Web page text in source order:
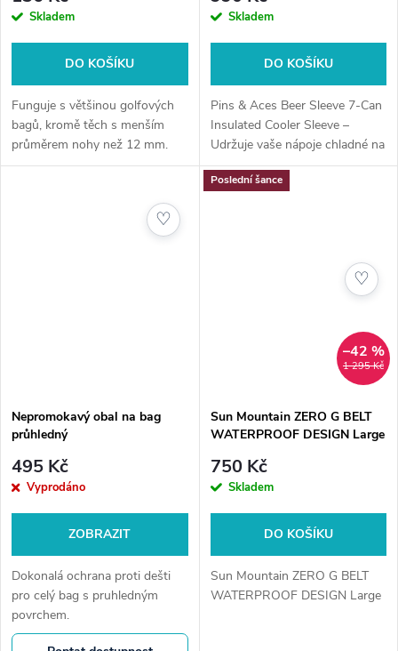
Skladem
DO KOŠÍKU
Funguje s většinou golfových
bagů, kromě těch s menším
průměrem nohy než 12 mm.
Skladem
DO KOŠÍKU
Pins & Aces Beer Sleeve 7-Can
Insulated Cooler Sleeve –
Udržuje vaše nápoje chladné na
golfovom ihrisku a diskrétne
uloží až 7 plechoviek do vášho
Nepromokavý obal na bag
průhledný
495 Kč
Vyprodáno
ZOBRAZIT
Dokonalá ochrana proti dešti
pro celý bag s pruhledným
povrchem.
♡
Poslední šance
1 295 Kč
–42 %
Sun Mountain ZERO G BELT
WATERPROOF DESIGN Large
750 Kč
Skladem
DO KOŠÍKU
Sun Mountain ZERO G BELT
WATERPROOF DESIGN Large
♡